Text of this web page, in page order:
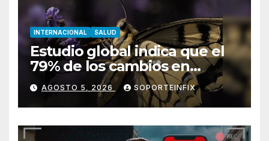
INTERNACIONAL SALUD
Estudio global indica que el
79% de los cambios en
hábitat de mariposas se
asocian al calentamiento
global
AGOSTO 5, 2026 SOPORTEINFIX